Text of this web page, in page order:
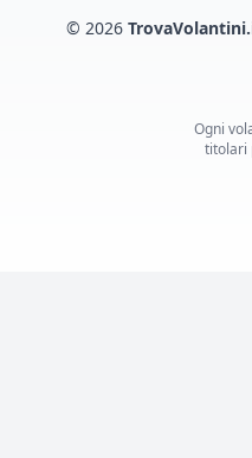
© 2026
Ogni
titolari